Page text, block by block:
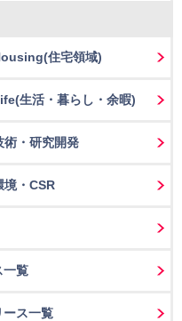
(住宅領域)
(生活・暮らし・余暇)
術・研究開発
境・CSR
一覧
ース一覧